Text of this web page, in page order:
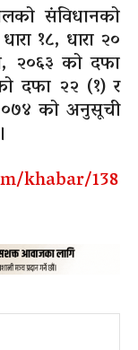
संविधानको
१८, धारा २०
२०६३ को दफा
दफा २२ (१) र
को अनुसूची
khabar/138